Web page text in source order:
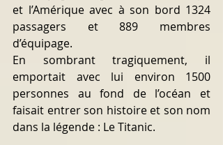
et l’Amérique avec à son bord 1324
passagers et 889 membres
d’équipage.
En sombrant tragiquement, il
emportait avec lui environ 1500
personnes au fond de l’océan et
faisait entrer son histoire et son nom
dans la légende : Le Titanic.